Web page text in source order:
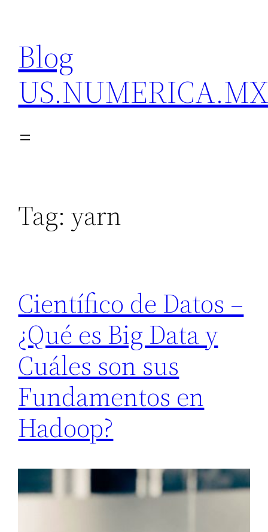
content
Blog
Tag:yarn
Científico de Datos –
¿Qué es Big Data y
Cuáles son sus
Fundamentos en
Hadoop?